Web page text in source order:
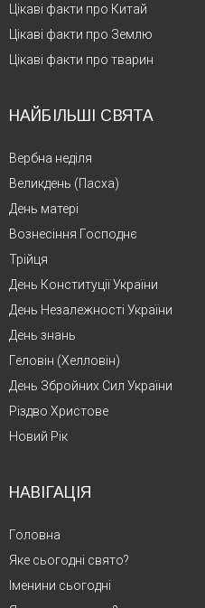
Цікаві факти про Китай
Цікаві факти про Землю
Цікаві факти про тварин
НАЙБІЛЬШІ СВЯТА
Вербна неділя
Великдень (Пасха)
День матері
Вознесіння Господнє
Трійця
День Конституції України
День Незалежності України
День знань
Геловін (Хелловін)
День Збройних Сил України
Різдво Христове
Новий Рік
НАВІГАЦІЯ
Головна
Яке сьогодні свято?
Іменини сьогодні